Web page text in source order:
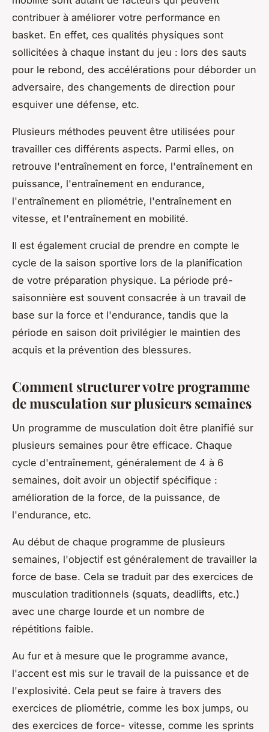
contribuer à améliorer votre performance en
basket. En effet, ces qualités physiques sont
sollicitées à chaque instant du jeu : lors des sauts
pour le rebond, des accélérations pour déborder un
adversaire, des changements de direction pour
esquiver une défense, etc.
Plusieurs méthodes peuvent être utilisées pour
travailler ces différents aspects. Parmi elles, on
retrouve l'entraînement en force, l'entraînement en
puissance, l'entraînement en endurance,
l'entraînement en pliométrie, l'entraînement en
vitesse, et l'entraînement en mobilité.
Il est également crucial de prendre en compte le
cycle de la saison sportive lors de la planification
de votre préparation physique. La période pré-
saisonnière est souvent consacrée à un travail de
base sur la force et l'endurance, tandis que la
période en saison doit privilégier le maintien des
acquis et la prévention des blessures.
Comment structurer votre programme
de musculation sur plusieurs semaines
Un programme de musculation doit être planifié sur
plusieurs semaines pour être efficace. Chaque
cycle d'entraînement, généralement de 4 à 6
semaines, doit avoir un objectif spécifique :
amélioration de la force, de la puissance, de
l'endurance, etc.
Au début de chaque programme de plusieurs
semaines, l'objectif est généralement de travailler la
force de base. Cela se traduit par des exercices de
musculation traditionnels (squats, deadlifts, etc.)
avec une charge lourde et un nombre de
répétitions faible.
Au fur et à mesure que le programme avance,
l'accent est mis sur le travail de la puissance et de
l'explosivité. Cela peut se faire à travers des
exercices de pliométrie, comme les box jumps, ou
des exercices de force- vitesse, comme les sprints